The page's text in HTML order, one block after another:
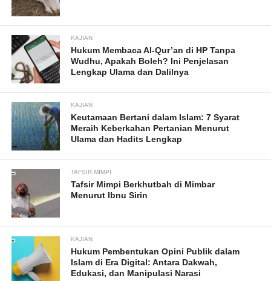
KAJIAN
Hukum Membaca Al-Qur’an di HP Tanpa
Wudhu, Apakah Boleh? Ini Penjelasan
Lengkap Ulama dan Dalilnya
KAJIAN
Keutamaan Bertani dalam Islam: 7 Syarat
Meraih Keberkahan Pertanian Menurut
Ulama dan Hadits Lengkap
TAFSIR MIMPI
Tafsir Mimpi Berkhutbah di Mimbar
Menurut Ibnu Sirin
KAJIAN
Hukum Pembentukan Opini Publik dalam
Islam di Era Digital: Antara Dakwah,
Edukasi, dan Manipulasi Narasi